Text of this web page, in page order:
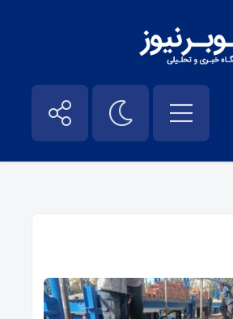
مقدس – نوبر نیوز